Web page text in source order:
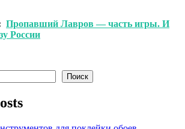
Пропавший Лавров — часть игры. И
России
Поиск